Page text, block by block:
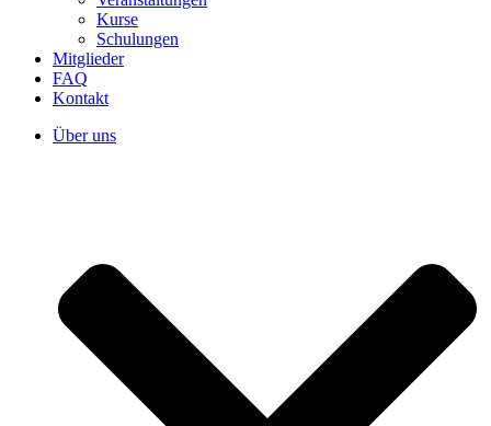
Kurse
Schulungen
Mitglieder
FAQ
Kontakt
Über uns